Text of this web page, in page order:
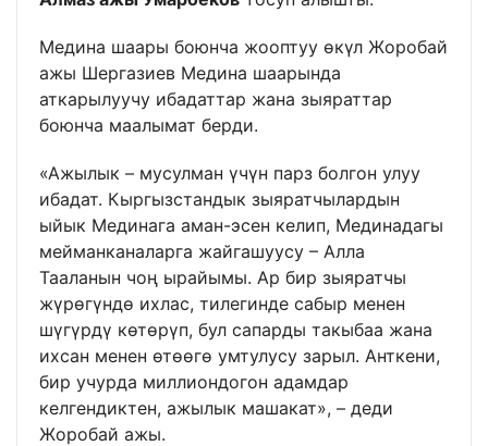
Медина шаары боюнча жооптуу өкүл Жоробай
ажы Шергазиев Медина шаарында
аткарылуучу ибадаттар жана зыяраттар
боюнча маалымат берди.
«Ажылык – мусулман үчүн парз болгон улуу
ибадат. Кыргызстандык зыяратчылардын
ыйык Мединага аман-эсен келип, Мединадагы
мейманканаларга жайгашуусу – Алла
Тааланын чоң ырайымы. Ар бир зыяратчы
жүрөгүндө ихлас, тилегинде сабыр менен
шүгүрдү көтөрүп, бул сапарды такыбаа жана
ихсан менен өтөөгө умтулусу зарыл. Анткени,
бир учурда миллиондогон адамдар
келгендиктен, ажылык машакат», – деди
Жоробай ажы.